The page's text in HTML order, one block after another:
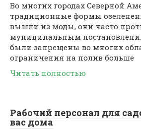
Во многих городах Северной
традиционные формы
вышли из моды, они часто
муниципальным
были запрещены во многих
ограничения на полив больше
Читать полностью
Рабочий персонал для
вас дома